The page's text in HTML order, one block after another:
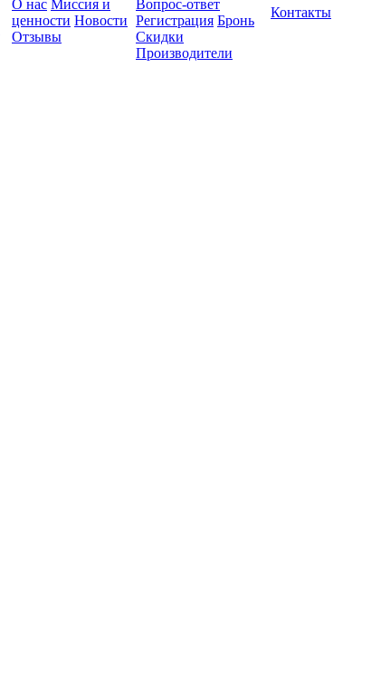
О нас Миссия и
ценности Новости
Отзывы
Вопрос-ответ
Регистрация Бронь
Скидки
Производители
Контакты